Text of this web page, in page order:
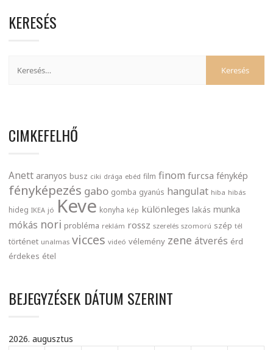
KERESÉS
CIMKEFELHŐ
Anett aranyos busz ciki drága ebéd film finom furcsa fénykép
fényképezés gabo gomba gyanús hangulat hiba hibás
hideg IKEA jó Keve konyha kép különleges lakás munka
mókás nori probléma reklám rossz szerelés szomorú szép tél
történet unalmas vicces videó vélemény zene átverés érd
érdekes étel
BEJEGYZÉSEK DÁTUM SZERINT
2026. augusztus